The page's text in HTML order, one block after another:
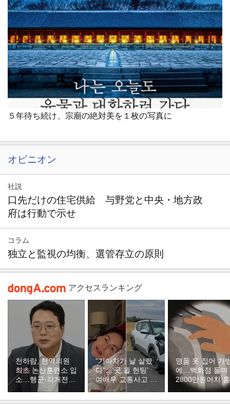
５年待ち続け、宗廟の絶対美を１枚の写真に
オピニオン
社説
口先だけの住宅供給 与野党と中央・地方政
府は行動で示せ
コラム
独立と監視の均衡、選管存立の原則
アクセスランキング
천하람, 현역의원
최초 논산훈련소 입
소…행군·각개전투
“기아차가 날 살렸
다”…‘굿 윌 헌팅’
여배우 교통사고 후
목숨 구해
명품 옷 집어 가
에…백화점 돌며
2800만원어치
중국인